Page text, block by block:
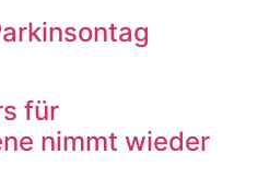
für
nimmt wieder